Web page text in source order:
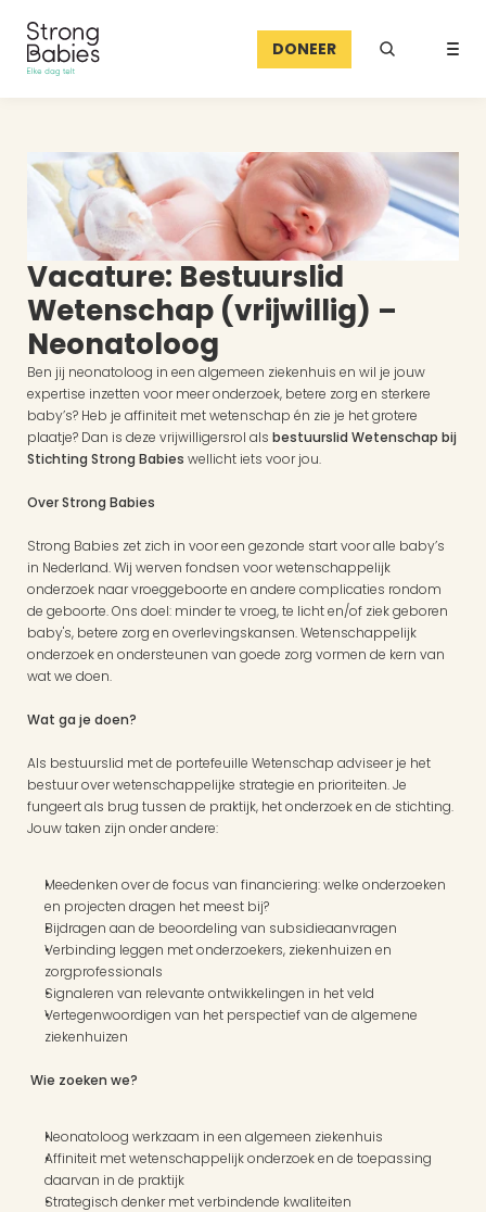
DONEER
Vacature: Bestuurslid
Wetenschap (vrijwillig) –
Neonatoloog
Ben jij neonatoloog in een algemeen ziekenhuis en wil je jouw
expertise inzetten voor meer onderzoek, betere zorg en sterkere
baby’s? Heb je affiniteit met wetenschap én zie je het grotere
plaatje? Dan is deze vrijwilligersrol als bestuurslid Wetenschap bij
Stichting Strong Babies wellicht iets voor jou.
Over Strong Babies
Strong Babies zet zich in voor een gezonde start voor alle baby’s
in Nederland. Wij werven fondsen voor wetenschappelijk
onderzoek naar vroeggeboorte en andere complicaties rondom
de geboorte. Ons doel: minder te vroeg, te licht en/of ziek geboren
baby's, betere zorg en overlevingskansen. Wetenschappelijk
onderzoek en ondersteunen van goede zorg vormen de kern van
wat we doen.
Wat ga je doen?
Als bestuurslid met de portefeuille Wetenschap adviseer je het
bestuur over wetenschappelijke strategie en prioriteiten. Je
fungeert als brug tussen de praktijk, het onderzoek en de stichting.
Jouw taken zijn onder andere:
Meedenken over de focus van financiering: welke onderzoeken
en projecten dragen het meest bij?
Bijdragen aan de beoordeling van subsidieaanvragen
Verbinding leggen met onderzoekers, ziekenhuizen en
zorgprofessionals
Signaleren van relevante ontwikkelingen in het veld
Vertegenwoordigen van het perspectief van de algemene
ziekenhuizen
Wie zoeken we?
Neonatoloog werkzaam in een algemeen ziekenhuis
Affiniteit met wetenschappelijk onderzoek en de toepassing
daarvan in de praktijk
Strategisch denker met verbindende kwaliteiten